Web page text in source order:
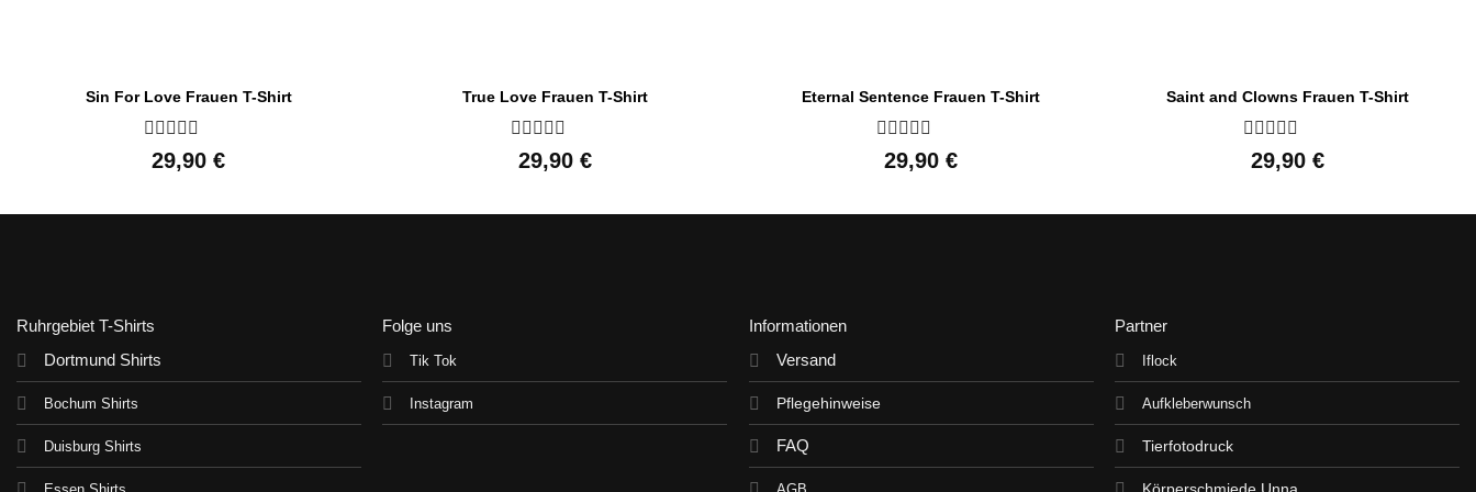
Sin For Love Frauen T-Shirt
Bewertet
mit
29,90€
True Love Frauen T-Shirt
Bewertet
mit
29,90 €
Eternal Sentence Frauen T-Shirt
Bewertet
mit
29,90€
Saint and Clowns Frauen T-Shirt
Bewertet
mit
29,90 €
Ruhrgebiet T-Shirts
Dortmund Shirts
Bochum Shirts
Duisburg Shirts
Folge uns
Tik Tok
Instagram
Informationen
Versand
Pflegehinweise
FAQ
Partner
Iflock
Aufkleberwunsch
Tierfotodruck